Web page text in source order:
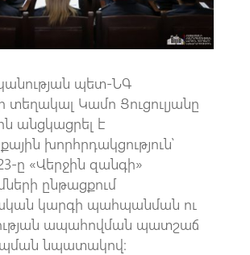
պետ-ՆԳ
Կամո Ցուցուլյանը
անցկացրել է
խորհրդակցություն՝
ը «Վերջին զանգի»
ընթացքում
կարգի պահպանման ու
ապահովման պատշաճ
նպատակով։